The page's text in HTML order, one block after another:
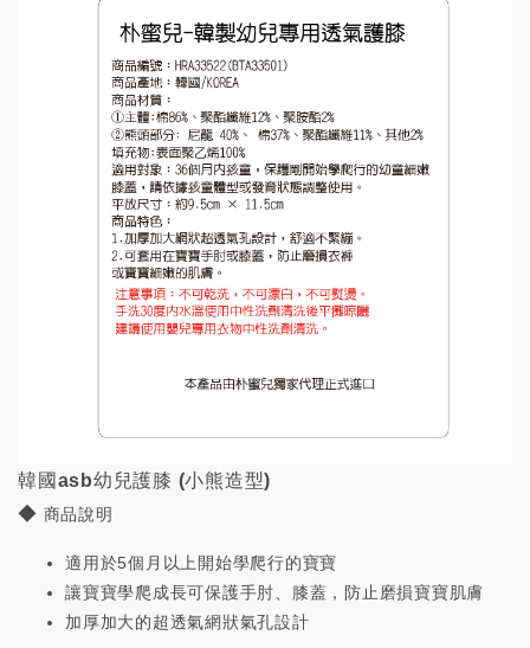
韓國asb幼兒護膝 (小熊造型)
◆ 商品說明
適用於5個月以上開始學爬行的寶寶
讓寶寶學爬成長可保護手肘、膝蓋，防止磨損寶寶肌膚
加厚加大的超透氣網狀氣孔設計